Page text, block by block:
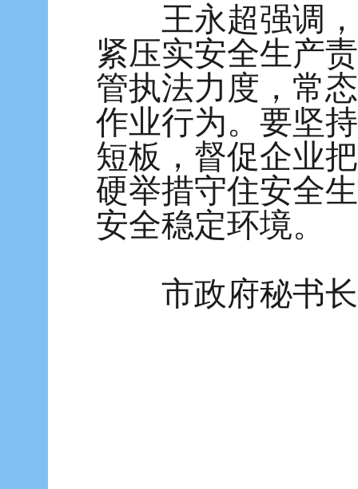
王永超强调，
紧压实安全生产
管执法力度，常
作业行为。要坚
短板，督促企业
硬举措守住安全
安全稳定环境。
市政府秘书长